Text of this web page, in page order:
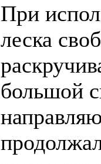
При
леска
большой